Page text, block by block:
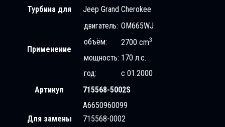
Турбина для Jeep Grand Cherokee
Применение
двигатель: OM665WJ
объём:
2700 cm3
мощность: 170 л.с.
год:
с 01.2000
Артикул
715568-5002S
Для замены
A6650960099
715568-0002